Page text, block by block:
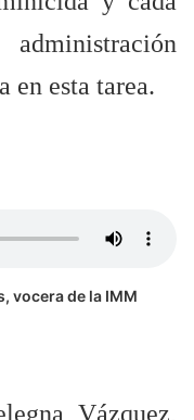
en esta tarea.
vocera de la IMM
Vázquez,